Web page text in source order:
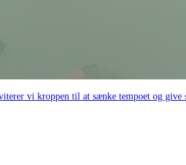
vi kroppen til at sænke tempoet og